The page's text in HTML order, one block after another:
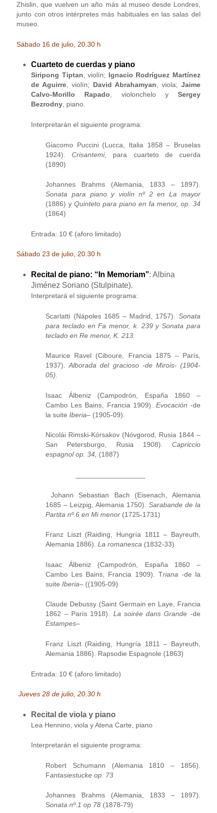
Zhislin, que vuelven un año más al museo desde Londres,
junto con otros intérpretes más habituales en las salas del
museo.
Sábado 16 de julio, 20.30 h
Cuarteto de cuerdas y piano
Siripong Tiptan, violín; Ignacio Rodríguez Martínez
de Aguirre, violín; David Abrahamyan, viola; Jaime
Calvo-Morillo Rapado, violonchelo y Sergey
Bezrodny, piano.
Interpretarán el siguiente programa:
Giacomo Puccini (Lucca, Italia 1858 – Bruselas
1924).Crisantemi, para cuarteto de cuerda
(1890)
Johannes Brahms (Alemania, 1833 – 1897).
Sonata para piano y violín nº 2 en La mayor
(1886) yQuinteto para piano en fa menor, op. 34
(1864)
Entrada: 10 € (aforo limitado)
Sábado 23 de julio, 20.30 h
Recital de piano: “In Memoriam”: Albina
Jiménez Soriano (Stulpinate).
Interpretará el siguiente programa:
Scarlatti (Nápoles 1685 – Madrid, 1757). Sonata
para teclado en Fa menor, k. 239 y Sonata para
teclado en Re menor, K. 213.
Maurice Ravel (Ciboure, Francia 1875 – París,
1937).Alborada del gracioso -de Mirois- (1904-
05).
Isaac Álbeniz (Campodrón, España 1860 –
Cambo Les Bains, Francia 1909). Evocación -de
la suite Iberia– (1905-09).
Nicolái Rimski-Kórsakov (Nóvgorod, Rusia 1844 –
San Petersburgo, Rusia 1908). Capriccio
espagnol op. 34, (1887)
Johann Sebastian Bach (Eisenach, Alemania
1685 – Leizpig, Alemania 1750). Sarabande de la
Partita nº.6 en Mi menor (1725-1731)
Franz Liszt (Raiding, Hungría 1811 – Bayreuth,
Alemania 1886).La romanesca (1832-33)
Isaac Álbeniz (Campodrón, España 1860 –
Cambo Les Bains, Francia 1909). Triana -de la
suiteIberia– ((1905-09)
Claude Debussy (Saint Germain en Laye, Francia
1862 – París 1918). La soirée dans Grande -de
Estampes–
Franz Liszt (Raiding, Hungría 1811 – Bayreuth,
Alemania 1886). Rapsodie Espagnole (1863)
Entrada: 10 € (aforo limitado)
Jueves 28 de julio, 20.30 h
Recital de viola y piano
Lea Hennino, viola y Atena Carte, piano
Interpretarán el siguiente programa:
Robert Schumann (Alemania 1810 – 1856).
Fantasiestucke op. 73
Johannes Brahms (Alemania, 1833 – 1897).
Sonata nº.1 op 78 (1878-79)